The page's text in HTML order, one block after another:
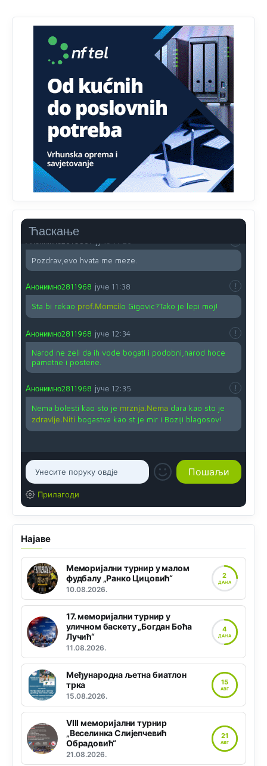
Ћаскање
pusti ih ciganija...pocetkom ovog vjeka,neko rece za
Radovana i Ratka kaki su oni srbi...i poce dalje da
besjedi znam ja dobro sta je bilo u Ag-ci...
Анонимно2810587 јуче 11:13
Proguglajte
Анонимно2810587 јуче
O kako su cudni lvi ljudi,uzeli bi sve da mogu...a ja srce
svima fajem,radujem se tudjoj sreci.I ko ima i ko nema
na iso ce mjesto leci!
Анонимно2810587 јуче
11:24
Pozdrav,evo hvata me meze.
Анонимно2811968 јуче 11:38
Sta bi rekao prof.Momcilo Gigovic?Tako je lepi moj!
Анонимно2811968 јуче 12:34
Narod ne zeli da ih vode bogati i podobni,narod hoce
pametne i postene.
Анонимно2811968 јуче 12:35
Nema bolesti kao sto je mrznja.Nemadara kao sto je
zdravlje.Niti bogastva kao st je mir i Boziji blagosov!
Прилагоди
Најаве
Меморијални турнир у малом
фудбалу „Ранко Цицовић“
10.08.2026.
2
ДАНА
17. меморијални турнир у
уличном баскету „Богдан Боћа
Лучић“
11.08.2026.
4
ДАНА
Међународна љетна биатлон
трка
15.08.2026.
15
АВГ
VIII меморијални турнир
„Веселинка Слијепчевић
Обрадовић“
21.08.2026.
21
АВГ